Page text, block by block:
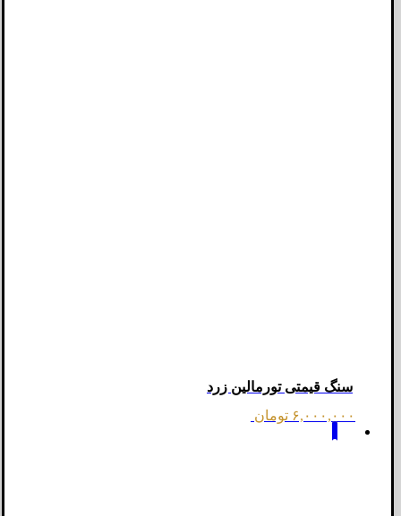
سنگ قیمتی تورمالین زرد
۶,۰۰۰,۰۰۰ تومان